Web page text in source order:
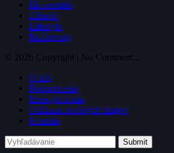
Ekonomika
Zdravie
Lifestyle
Rozhovory
© 2026 Copyright | No Comment...
O nás
Podporte nás
Inzerujte u nás
Ochrana osobných údajov
Kontakt
Submit